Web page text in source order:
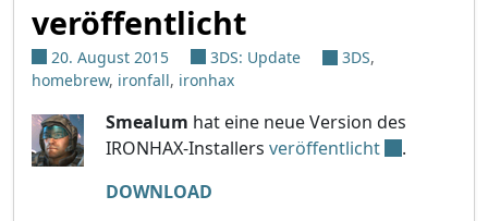
veröffentlicht
20. August 2015 3DS: Update 3DS,
homebrew, ironfall, ironhax
Smealum hat eine neue Version des
IRONHAX-Installers veröffentlicht
.
DOWNLOAD